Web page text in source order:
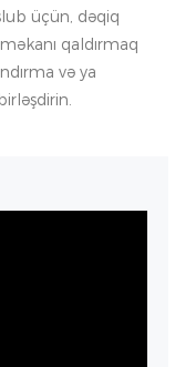
üçün, dəqiq
qaldırmaq
və ya